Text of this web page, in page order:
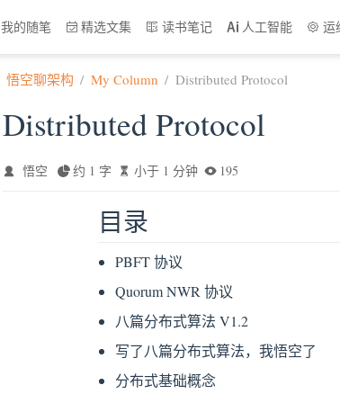
我的随笔 精选文集 读书笔记 人工智能 运
悟空聊架构 My Column Distributed Protocol
Distributed Protocol
悟空 约 1 字 小于 1 分钟 195
目录
PBFT 协议
Quorum NWR 协议
八篇分布式算法 V1.2
写了八篇分布式算法，我悟空了
分布式基础概念